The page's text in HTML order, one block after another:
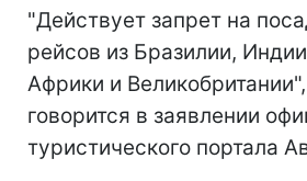
"Действует запрет на
рейсов из Бразилии,
Африки и
говорится в заявлении
туристического портала